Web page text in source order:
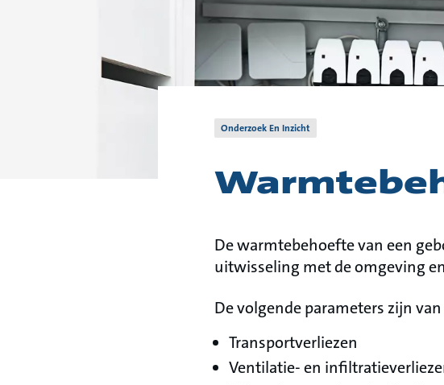
Onderzoek En Inzicht
De warmtebehoefte van een
uitwisseling met de omgeving
De volgende parameters zijn
Transportverliezen
Ventilatie- en